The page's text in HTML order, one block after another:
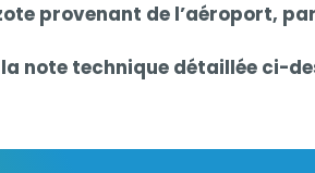
provenant de l’aéroport,
note technique détaillée ci-